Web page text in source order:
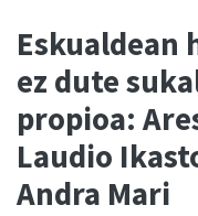
Eskualdean
ez dute
propioa:
Laudio
Andra Mari